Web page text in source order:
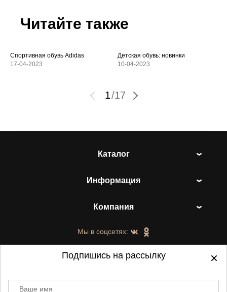
Читайте также
Спортивная обувь Adidas
17-04-2023
Детская обувь: новинки
10-04-2023
1/17
Каталог
Информация
Компания
Мы в соцсетях:
Подпишись на рассылку
Ваше имя